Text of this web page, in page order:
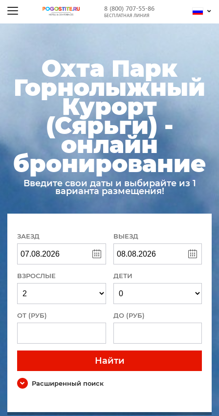
8 (800) 707-55-86
БЕСПЛАТНАЯ ЛИНИЯ
Охта Парк
Горнолыжный
Курорт
(Сярьги) -
онлайн
бронирование
Введите свои даты и выбирайте из 1
варианта размещения!
ЗАЕЗД ВЫЕЗД
ВЗРОСЛЫЕ ДЕТИ
ОТ (РУБ) ДО (РУБ)
Найти
Расширенный поиск